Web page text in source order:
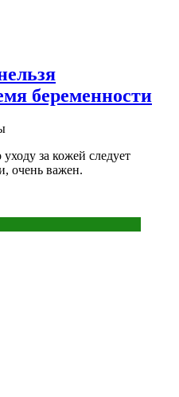
беременности
за кожей следует
очень важен.